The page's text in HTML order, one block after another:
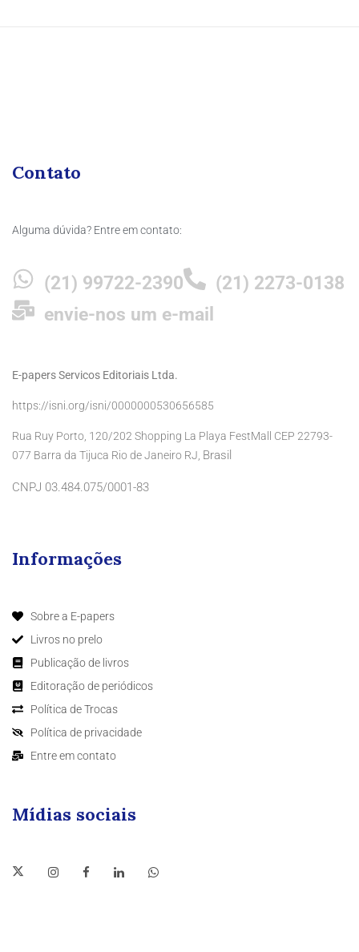
Contato
Alguma dúvida? Entre em contato:
(21) 99722-2390
(21) 2273-0138
envie-nos um e-mail
E-papers Servicos Editoriais Ltda.
https://isni.org/isni/0000000530656585
Rua Ruy Porto, 120/202 Shopping La Playa FestMall CEP 22793-
077 Barra da Tijuca Rio de Janeiro RJ, Brasil
CNPJ 03.484.075/0001-83
Informações
Sobre a E-papers
Livros no prelo
Publicação de livros
Editoração de periódicos
Política de Trocas
Política de privacidade
Entre em contato
Mídias sociais